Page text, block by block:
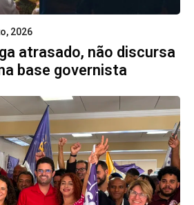
2026
atrasado, não discursa
base governista